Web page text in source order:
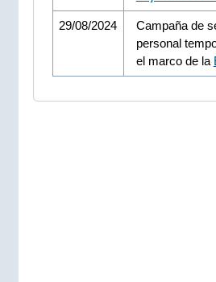
29/08/2024
Campaña de
personal
el marco de la